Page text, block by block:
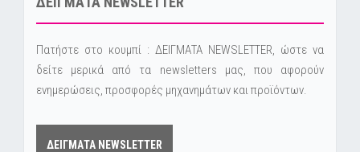
Πατήστε στο κουμπί : ΔΕΙΓΜΑΤΑ NEWSLETTER, ώστε να
δείτε μερικά από τα newsletters μας, που αφορούν
ενημερώσεις, προσφορές μηχανημάτων και προϊόντων.
ΔΕΙΓΜΑΤΑ NEWSLETTER